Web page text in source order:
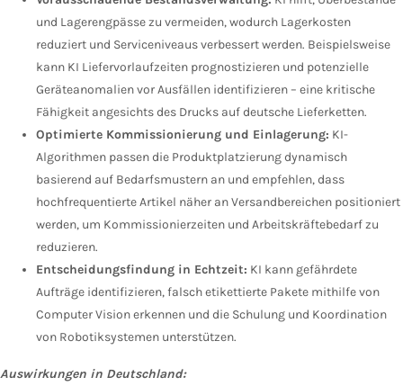
und Lagerengpässe zu vermeiden, wodurch Lagerkosten
reduziert und Serviceniveaus verbessert werden. Beispielsweise
kann KI Liefervorlaufzeiten prognostizieren und potenzielle
Geräteanomalien vor Ausfällen identifizieren – eine kritische
Fähigkeit angesichts des Drucks auf deutsche Lieferketten.
Optimierte Kommissionierung und Einlagerung: KI-
Algorithmen passen die Produktplatzierung dynamisch
basierend auf Bedarfsmustern an und empfehlen, dass
hochfrequentierte Artikel näher an Versandbereichen positioniert
werden, um Kommissionierzeiten und Arbeitskräftebedarf zu
reduzieren.
Entscheidungsfindung in Echtzeit: KI kann gefährdete
Aufträge identifizieren, falsch etikettierte Pakete mithilfe von
Computer Vision erkennen und die Schulung und Koordination
von Robotiksystemen unterstützen.
Auswirkungen in Deutschland: